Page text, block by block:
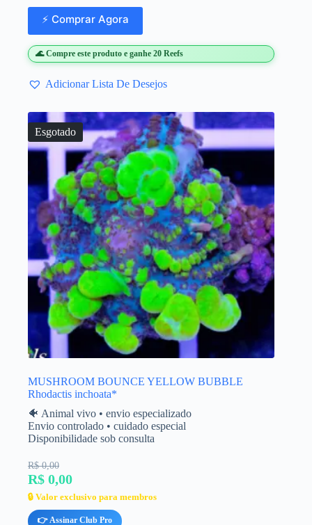
⚡ Comprar Agora
🌊 Compre este produto e ganhe 20 Reefs
Adicionar Lista De Desejos
Esgotado
MUSHROOM BOUNCE YELLOW BUBBLE
Rhodactis inchoata*
🐠 Animal vivo • envio especializado
Envio controlado • cuidado especial
Disponibilidade sob consulta
R$ 0,00
R$ 0,00
🔒 Valor exclusivo para membros
👉 Assinar Club Pro